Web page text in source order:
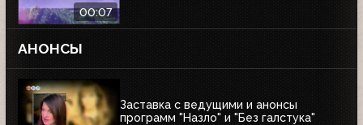
00:07
АНОНСЫ
Заставка с ведущими и анонсы
программ "Назло" и "Без галстука"